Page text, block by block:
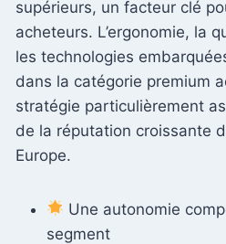
supérieurs, un facteur clé
acheteurs. L’ergonomie, la
les technologies
dans la catégorie premium
stratégie particulièrement
de la réputation croissante
Europe.
Une autonomie
segment